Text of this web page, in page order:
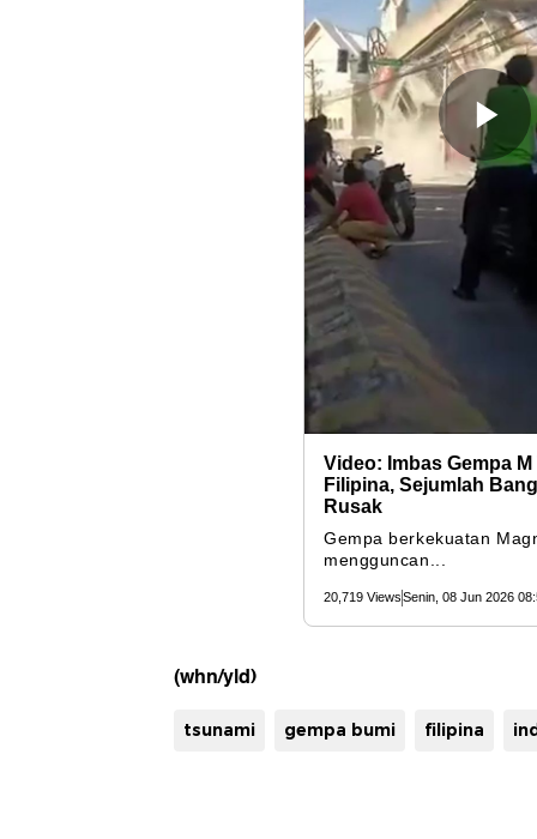
(whn/yld)
tsunami gempa bumi filipina